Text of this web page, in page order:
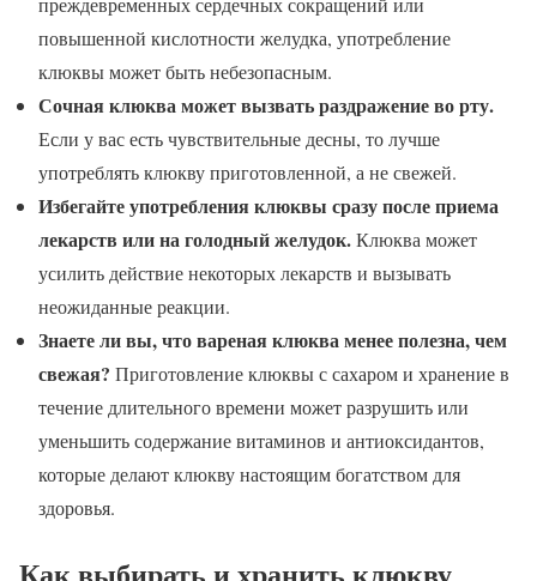
повышенной кислотности желудка, употребление
клюквы может быть небезопасным.
Сочная клюква может вызвать раздражение во рту.
Если у вас есть чувствительные десны, то лучше
употреблять клюкву приготовленной, а не свежей.
Избегайте употребления клюквы сразу после приема
лекарств или на голодный желудок.Клюква может
усилить действие некоторых лекарств и вызывать
неожиданные реакции.
Знаете ли вы, что вареная клюква менее полезна, чем
свежая? Приготовление клюквы с сахаром и хранение в
течение длительного времени может разрушить или
уменьшить содержание витаминов и антиоксидантов,
которые делают клюкву настоящим богатством для
здоровья.